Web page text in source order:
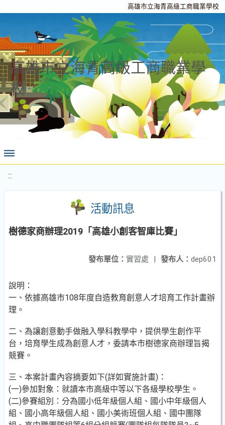
高雄市立海青高級工商職業學校
高雄市立海青高級工商職業學
校
:::
活動訊息
樹德家商辦理2019「高雄小創客智庫比賽」
發布人： dep601
發布單位： 實習處 |
說明：
一、依據高雄市108年度自造教育創意人才培育工作計畫辦
理。
二、為讓創意動手做融入學科教學中，提供學生創作平
台，培育學生成為創意人才，委請本市樹德家商辦理旨揭
競賽。
三、本案計畫內容摘要如下(詳如實施計畫)：
(一)參加對象：就讀本市高級中等以下各級學校學生。
(二)參賽組別：分為國小低年級個人組、國小中年級個人
組、國小高年級個人組、國小美術班個人組、國中團隊